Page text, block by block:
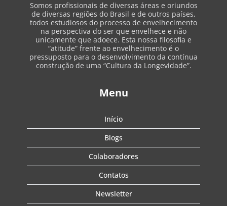
Somos profissionais de diversas áreas e oriundos
de diversas regiões do Brasil e de outros países,
todos estudiosos do processo de envelhecimento
na perspectiva do ser que envelhece e não
unicamente que adoece. Esta nossa filosofia e
“atitude” frente ao envelhecimento é o
pressuposto para o desenvolvimento da contínua
construção de uma “Cultura da Longevidade”.
Menu
Início
Blogs
Colaboradores
Contatos
Newsletter